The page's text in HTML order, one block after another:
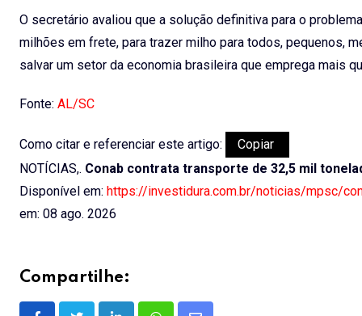
O secretário avaliou que a solução definitiva para o
milhões em frete, para trazer milho para todos, pequenos,
salvar um setor da economia brasileira que emprega mais
Fonte: AL/SC
Como citar e referenciar este artigo:
Copiar
NOTÍCIAS,. Conab contrata transporte de 32,5 mil
Disponível em: https://investidura.com.br/noticias/mpsc/
em: 08 ago. 2026
Compartilhe: